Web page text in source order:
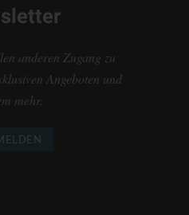
anderen Zugang zu
Angeboten und
mehr.